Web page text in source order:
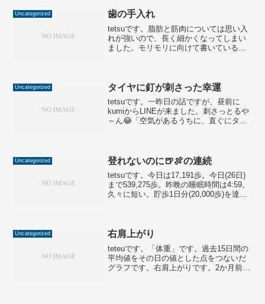
択...
Uncategorized 歯の手入れ
tetsuです。脂肪と筋肉については思い入
れが強いので、長く細かくなってしまい
ました。モリモリに向けて書いているの
は５つです。 1.筋...
Uncategorized タイヤに釘が刺さった幸運
tetsuです。一昨日の話ですが、昼前に
kumiからLINEが来ました。刺さっとるや
～ん😂「空気があるうちに、直ぐにタイ
ん」って、早...
Uncategorized 登れないのに🍺🍖の連続
tetsuです。今日は17,191歩。今日(26日)
まで539,275歩。昨晩の睡眠時間は4:59。
久々に短い。貯歩1日分(20,000歩)を達成
Uncategorized 右肩上がり
teteuです。「体重」です。過去15日間の
平均値をその日の値とした点をつないだ
グラフです。右肩上がりです。2か月前